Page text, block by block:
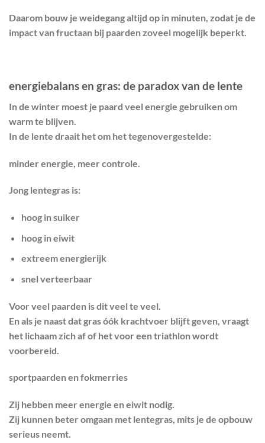
Daarom bouw je weidegang altijd op in minuten, zodat je de
impact van fructaan bij paarden zoveel mogelijk beperkt.
energiebalans en gras: de paradox van de lente
In de winter moest je paard veel energie gebruiken om
warm te blijven.
In de lente draait het om het tegenovergestelde:
minder energie, meer controle.
Jong lentegras is:
hoog in suiker
hoog in eiwit
extreem energierijk
snel verteerbaar
Voor veel paarden is dit veel te veel.
En als je naast dat gras óók krachtvoer blijft geven, vraagt
het lichaam zich af of het voor een triathlon wordt
voorbereid.
sportpaarden en fokmerries
Zij hebben meer energie en eiwit nodig.
Zij kunnen beter omgaan met lentegras, mits je de opbouw
serieus neemt.